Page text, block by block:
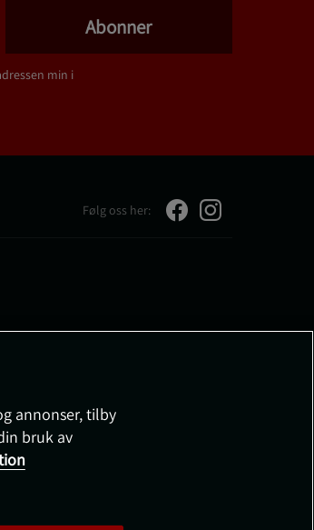
min i
Abonner
Følg oss her:
annonser, tilby
bruk av